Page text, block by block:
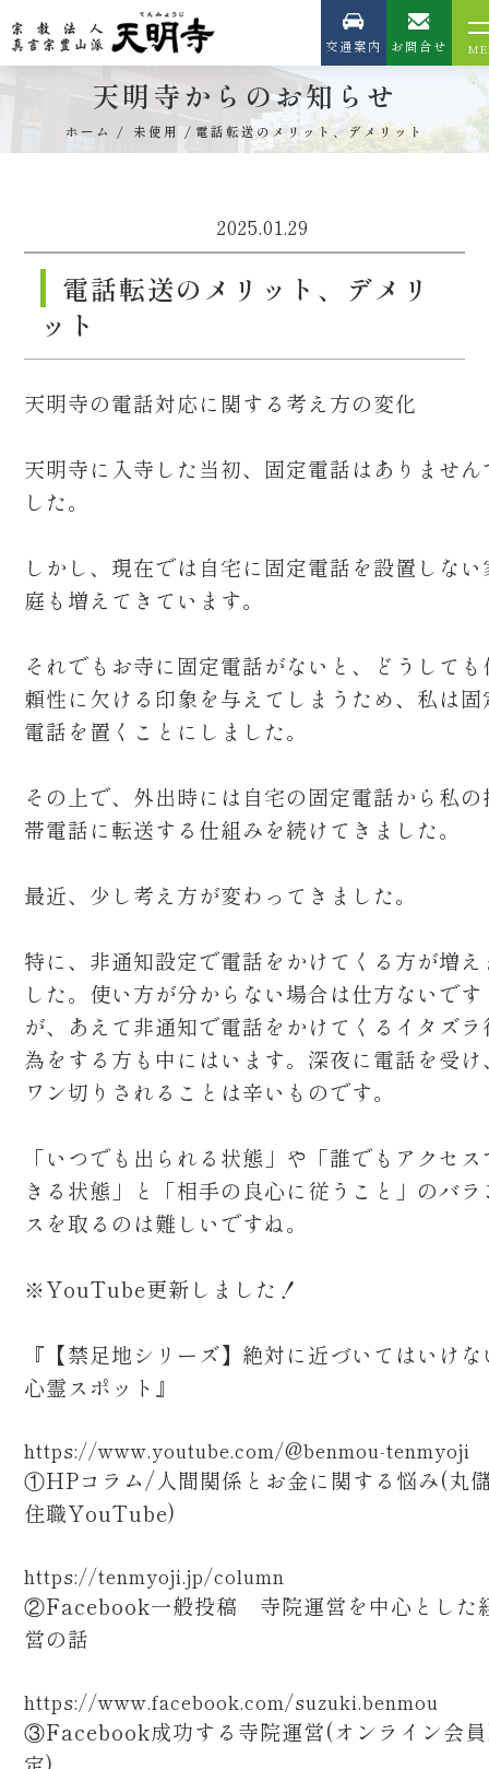
交通案内 お問合せ
天明寺からのお知らせ
ホーム 未使用 電話転送のメリット、デメリット
2025.01.29
電話転送のメリット、デメリ
ット
天明寺の電話対応に関する考え方の変化
天明寺に入寺した当初、固定電話はありません
した。
しかし、現在では自宅に固定電話を設置しない
庭も増えてきています。
それでもお寺に固定電話がないと、どうしても
頼性に欠ける印象を与えてしまうため、私は固
電話を置くことにしました。
その上で、外出時には自宅の固定電話から私の
帯電話に転送する仕組みを続けてきました。
最近、少し考え方が変わってきました。
特に、非通知設定で電話をかけてくる方が増え
した。使い方が分からない場合は仕方ないです
が、あえて非通知で電話をかけてくるイタズラ
為をする方も中にはいます。深夜に電話を受け
ワン切りされることは辛いものです。
「いつでも出られる状態」や「誰でもアクセス
きる状態」と「相手の良心に従うこと」のバラ
スを取るのは難しいですね。
※YouTube更新しました！
『【禁足地シリーズ】絶対に近づいてはいけな
心霊スポット』
https://www.youtube.com/@benmou-tenmyoji
①HPコラム/人間関係とお金に関する悩み(丸
住職YouTube)
https://tenmyoji.jp/column
②Facebook一般投稿 寺院運営を中心とした
営の話
https://www.facebook.com/suzuki.benmou
③Facebook成功する寺院運営(オンライン会